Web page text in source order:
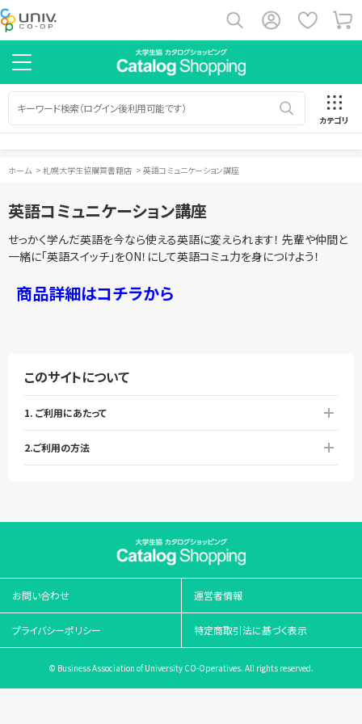
カテゴリ
ホーム > 札幌大学生協購買書籍店 > 英語コミュニケーション講座
英語コミュニケーション講座
せっかく学んだ英語を今なら使える英語に変えられます！ 先輩や仲間と
一緒に「英語スイッチ」をON！にして英語コミュ力を身につけよう！
商品詳細はコチラから
このサイトについて
1. ご利用にあたって
2.ご利用の方法
お問い合わせ 運営者情報
プライバシーポリシー 特定商取引法に基づく表示
© Business Association of University CO-Operatives. All rights reserved.